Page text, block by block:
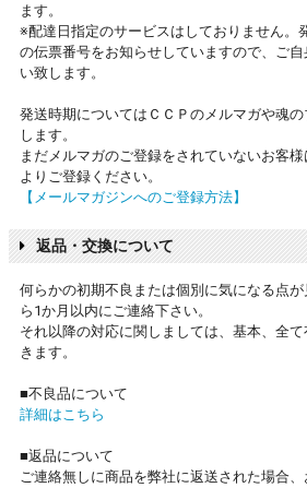
ます。
※配達日指定のサービスはしておりません。
の伝票番号をお知らせしていますので、ご
い致します。
発送時期についてはＣＣＰのメルマガや魂
します。
まだメルマガのご登録をされていないお客
よりご登録ください。
【メールマガジンへのご登録方法】
返品・交換について
何らかの初期不良または個別に気になる点
ら1か月以内にご連絡下さい。
それ以降の対応に関しましては、基本、全
きます。
■不良品について
詳細はこちら
■返品について
ご連絡無しに商品を弊社に返送された場合